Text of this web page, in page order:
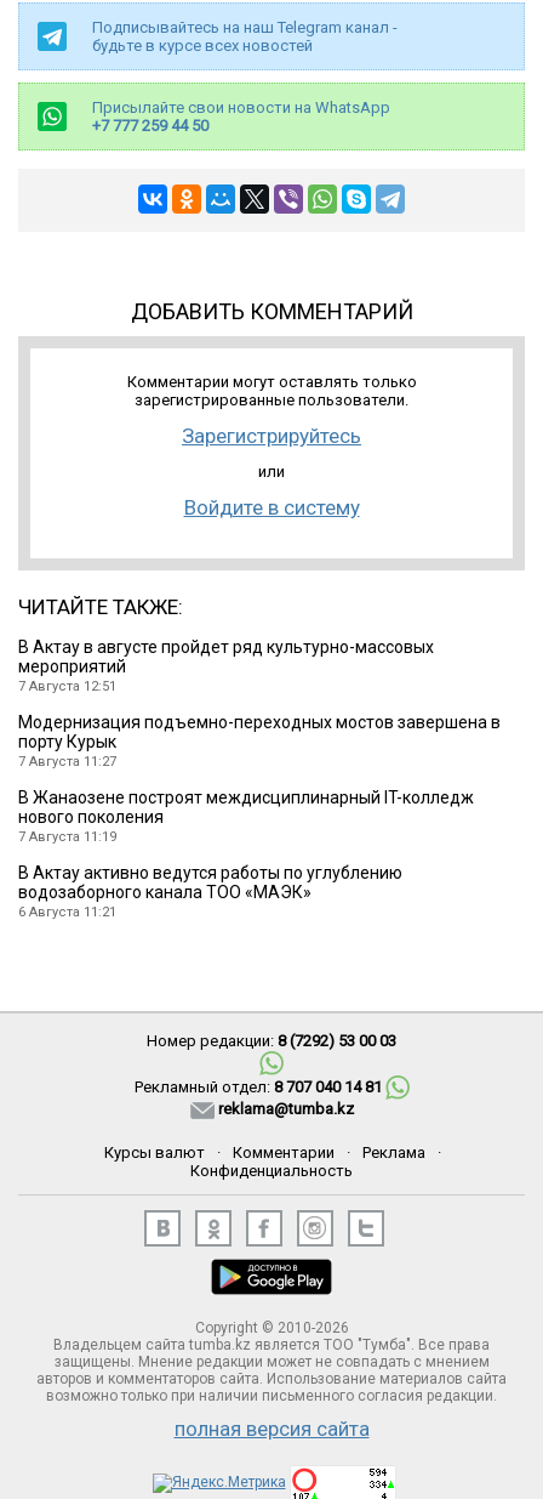
Подписывайтесь на наш Telegram канал -
будьте в курсе всех новостей
Присылайте свои новости на WhatsApp
+7 777 259 44 50
ДОБАВИТЬ КОММЕНТАРИЙ
Комментарии могут оставлять только
зарегистрированные пользователи.
Зарегистрируйтесь
или
Войдите в систему
ЧИТАЙТЕ ТАКЖЕ:
В Актау в августе пройдет ряд культурно-массовых
мероприятий
7 Августа 12:51
Модернизация подъемно-переходных мостов завершена в
порту Курык
7 Августа 11:27
В Жанаозене построят междисциплинарный IT-колледж
нового поколения
7 Августа 11:19
В Актау активно ведутся работы по углублению
водозаборного канала ТОО «МАЭК»
6 Августа 11:21
Номер редакции: 8 (7292) 53 00 03
Рекламный отдел: 8 707 040 14 81
reklama@tumba.kz
Курсы валют · Комментарии · Реклама
·
Конфиденциальность
Copyright © 2010-2026
Владельцем сайта tumba.kz является ТОО "Тумба". Все права
защищены. Мнение редакции может не совпадать с мнением
авторов и комментаторов сайта. Использование материалов сайта
возможно только при наличии письменного согласия редакции.
полная версия сайта